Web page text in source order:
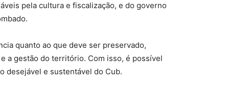
pela cultura e fiscalização, e do governo
quanto ao que deve ser preservado,
a gestão do território. Com isso, é possível
desejável e sustentável do Cub.